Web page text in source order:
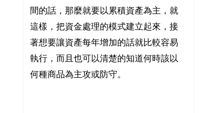
間的話，那麼就要以累積資產為主，就
這樣，把資金處理的模式建立起來，接
著想要讓資產每年增加的話就比較容易
執行，而且也可以清楚的知道何時該以
何種商品為主攻或防守。